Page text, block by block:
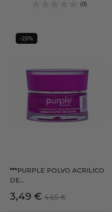
(0)
***PURPLE POLVO ACRILICO
DE...
Precio
3,49 € Precio
4,65 €
-25%